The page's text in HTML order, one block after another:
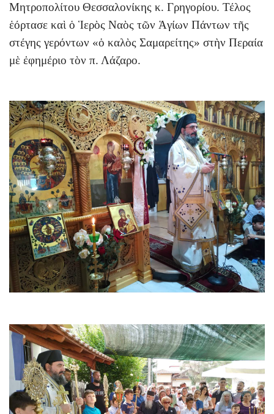
Μητροπολίτου Θεσσαλονίκης κ. Γρηγορίου. Τέλος
ἑόρτασε καὶ ὁ Ἱερὸς Ναὸς τῶν Ἁγίων Πάντων τῆς
στέγης γερόντων «ὁ καλὸς Σαμαρείτης» στὴν Περαία
μὲ ἐφημέριο τὸν π. Λάζαρο.